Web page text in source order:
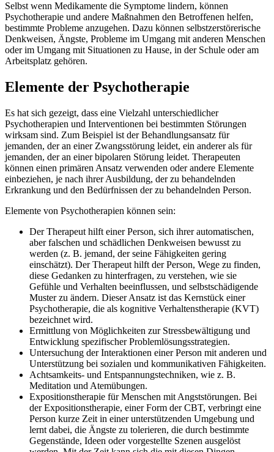
Selbst wenn Medikamente die Symptome lindern, können
Psychotherapie und andere Maßnahmen den Betroffenen helfen,
bestimmte Probleme anzugehen. Dazu können selbstzerstörerische
Denkweisen, Ängste, Probleme im Umgang mit anderen Menschen
oder im Umgang mit Situationen zu Hause, in der Schule oder am
Arbeitsplatz gehören.
Elemente der Psychotherapie
Es hat sich gezeigt, dass eine Vielzahl unterschiedlicher
Psychotherapien und Interventionen bei bestimmten Störungen
wirksam sind. Zum Beispiel ist der Behandlungsansatz für
jemanden, der an einer Zwangsstörung leidet, ein anderer als für
jemanden, der an einer bipolaren Störung leidet. Therapeuten
können einen primären Ansatz verwenden oder andere Elemente
einbeziehen, je nach ihrer Ausbildung, der zu behandelnden
Erkrankung und den Bedürfnissen der zu behandelnden Person.
Elemente von Psychotherapien können sein:
Der Therapeut hilft einer Person, sich ihrer automatischen,
aber falschen und schädlichen Denkweisen bewusst zu
werden (z. B. jemand, der seine Fähigkeiten gering
einschätzt). Der Therapeut hilft der Person, Wege zu finden,
diese Gedanken zu hinterfragen, zu verstehen, wie sie
Gefühle und Verhalten beeinflussen, und selbstschädigende
Muster zu ändern. Dieser Ansatz ist das Kernstück einer
Psychotherapie, die als kognitive Verhaltenstherapie (KVT)
bezeichnet wird.
Ermittlung von Möglichkeiten zur Stressbewältigung und
Entwicklung spezifischer Problemlösungsstrategien.
Untersuchung der Interaktionen einer Person mit anderen und
Unterstützung bei sozialen und kommunikativen Fähigkeiten.
Achtsamkeits- und Entspannungstechniken, wie z. B.
Meditation und Atemübungen.
Expositionstherapie für Menschen mit Angststörungen. Bei
der Expositionstherapie, einer Form der CBT, verbringt eine
Person kurze Zeit in einer unterstützenden Umgebung und
lernt dabei, die Ängste zu tolerieren, die durch bestimmte
Gegenstände, Ideen oder vorgestellte Szenen ausgelöst